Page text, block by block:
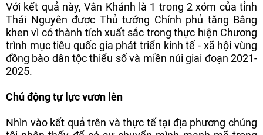
Với kết quả này, Vân Khánh là 1 trong 2 xóm của tỉnh
Thái Nguyên được Thủ tướng Chính phủ tặng Bằng
khen vì có thành tích xuất sắc trong thực hiện Chương
trình mục tiêu quốc gia phát triển kinh tế - xã hội vùng
đồng bào dân tộc thiểu số và miền núi giai đoạn 2021-
2025.
Chủ động tự lực vươn lên
Nhìn vào kết quả trên và thực tế tại địa phương chúng